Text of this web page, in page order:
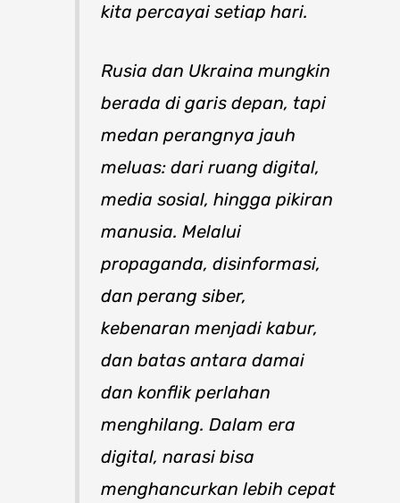
kita percayai setiap hari.
Rusia dan Ukraina mungkin
berada di garis depan, tapi
medan perangnya jauh
meluas: dari ruang digital,
media sosial, hingga pikiran
manusia. Melalui
propaganda, disinformasi,
dan perang siber,
kebenaran menjadi kabur,
dan batas antara damai
dan konflik perlahan
menghilang. Dalam era
digital, narasi bisa
menghancurkan lebih cepat